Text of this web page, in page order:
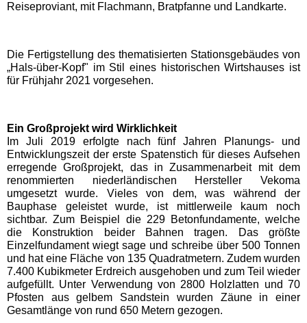
Wild- & Freizeitpark Klotten
Freizeitparks
HANSA-PARK
Tolk-Schau
Schwimmbäder
Baden-Württemberg
Schwimmbäder
Reiseproviant, mit Flachmann, Bratpfanne und Landkarte.
Die Fertigstellung des thematisierten Stationsgebäudes von
„Hals-über-Kopf" im Stil eines historischen Wirtshauses ist
für Frühjahr 2021 vorgesehen.
Ein Großprojekt wird Wirklichkeit
Im Juli 2019 erfolgte nach fünf Jahren Planungs- und
Entwicklungszeit der erste Spatenstich für dieses Aufsehen
erregende Großprojekt, das in Zusammenarbeit mit dem
renommierten niederländischen Hersteller Vekoma
umgesetzt wurde. Vieles von dem, was während der
Bauphase geleistet wurde, ist mittlerweile kaum noch
sichtbar. Zum Beispiel die 229 Betonfundamente, welche
die Konstruktion beider Bahnen tragen. Das größte
Einzelfundament wiegt sage und schreibe über 500 Tonnen
und hat eine Fläche von 135 Quadratmetern. Zudem wurden
7.400 Kubikmeter Erdreich ausgehoben und zum Teil wieder
aufgefüllt. Unter Verwendung von 2800 Holzlatten und 70
Pfosten aus gelbem Sandstein wurden Zäune in einer
Gesamtlänge von rund 650 Metern gezogen.